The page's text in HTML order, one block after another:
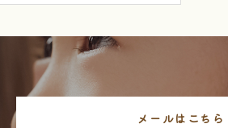
メールはこちら